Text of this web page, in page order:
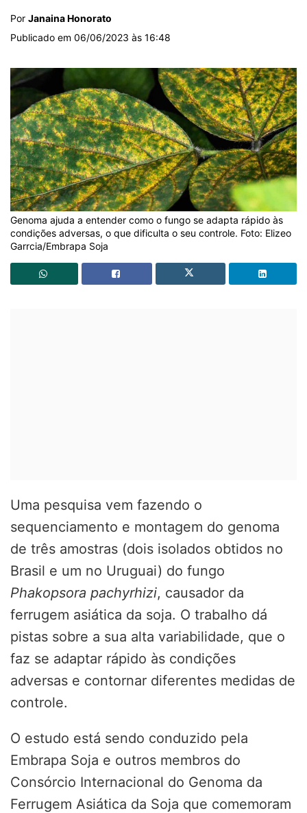
Por Janaina Honorato
Publicado em 06/06/2023 às 16:48
Genoma ajuda a entender como o fungo se adapta rápido às
condições adversas, o que dificulta o seu controle. Foto: Elizeo
Garrcia/Embrapa Soja
Uma pesquisa vem fazendo o
sequenciamento e montagem do genoma
de três amostras (dois isolados obtidos no
Brasil e um no Uruguai) do fungo
Phakopsora pachyrhizi, causador da
ferrugem asiática da soja. O trabalho dá
pistas sobre a sua alta variabilidade, que o
faz se adaptar rápido às condições
adversas e contornar diferentes medidas de
controle.
O estudo está sendo conduzido pela
Embrapa Soja e outros membros do
Consórcio Internacional do Genoma da
Ferrugem Asiática da Soja que comemoram